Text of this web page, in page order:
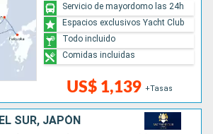
US$ 1,139 +Tasas
Servicio de mayordomo las 24h
Espacios exclusivos Yacht Club
Todo incluido
Comidas incluidas
SUR, JAPÓN